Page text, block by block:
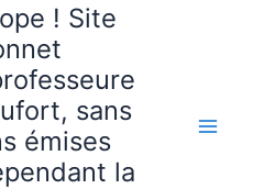
! Site
sans
émises
la